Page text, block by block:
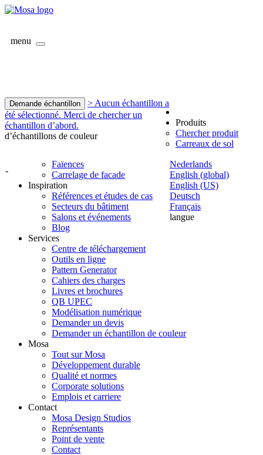
menu
Demande échantillon
> Aucun échantillon a
été sélectionné. Merci de chercher un
échantillon d’abord.
d’échantillons de couleur
-
Nederlands
English (global)
English (US)
Deutsch
Français
langue
Produits
Chercher produit
Carreaux de sol
Faïences
Carrelage de facade
Inspiration
Références et études de cas
Secteurs du bâtiment
Salons et événements
Blog
Services
Centre de téléchargement
Outils en ligne
Pattern Generator
Cahiers des charges
Livres et brochures
QB UPEC
Modélisation numérique
Demander un devis
Demander un échantillon de couleur
Mosa
Tout sur Mosa
Développement durable
Qualité et normes
Corporate solutions
Emplois et carriere
Contact
Mosa Design Studios
Représentants
Point de vente
Contact